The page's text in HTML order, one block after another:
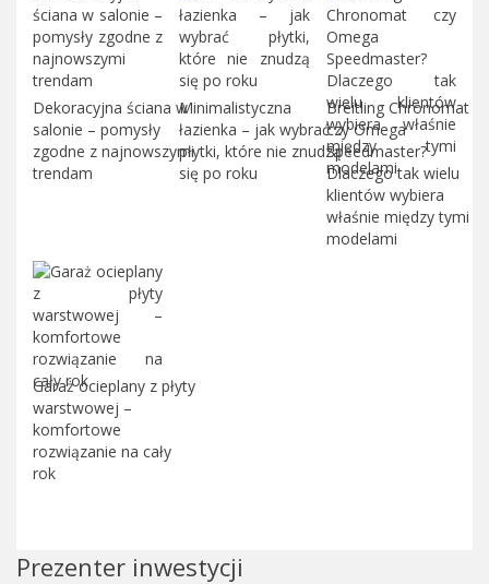
Dekoracyjna ściana w
salonie – pomysły
zgodne z najnowszymi
trendam
Minimalistyczna
łazienka – jak wybrać
płytki, które nie znudzą
się po roku
Breitling Chronomat
czy Omega
Speedmaster?
Dlaczego tak wielu
klientów wybiera
właśnie między tymi
modelami
Garaż ocieplany z płyty
warstwowej –
komfortowe
rozwiązanie na cały
rok
Prezenter inwestycji